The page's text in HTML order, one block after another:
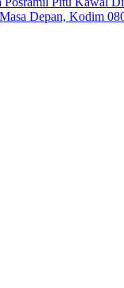
Depan, Kodim